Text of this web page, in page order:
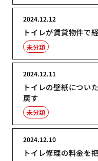
トイレが賃貸物件で
2024.12.12
未分類
トイレの壁紙につい
戻す
2024.12.11
未分類
トイレ修理の料金を
2024.12.10